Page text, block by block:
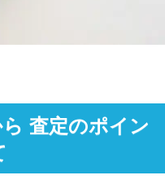
査定のポイン